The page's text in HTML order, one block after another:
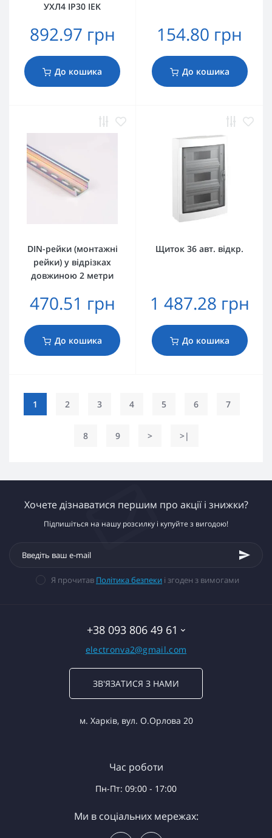
УХЛ4 IP30 IEK
892.97 грн
До кошика
154.80 грн
До кошика
DIN-рейки (монтажні
рейки) у відрізках
довжиною 2 метри
470.51 грн
До кошика
Щиток 36 авт. відкр.
1 487.28 грн
До кошика
1 2 3 4 5 6 7
8 9 > >|
Хочете дізнаватися першим про акції і знижки?
Підпишіться на нашу розсилку і купуйте з вигодою!
Я прочитав Політика безпеки і згоден з вимогами
+38 093 806 49 61
electronva2@gmail.com
ЗВ'ЯЗАТИСЯ З НАМИ
м. Харків, вул. О.Орлова 20
Час роботи
Пн-Пт: 09:00 - 17:00
Ми в соціальних мережах: